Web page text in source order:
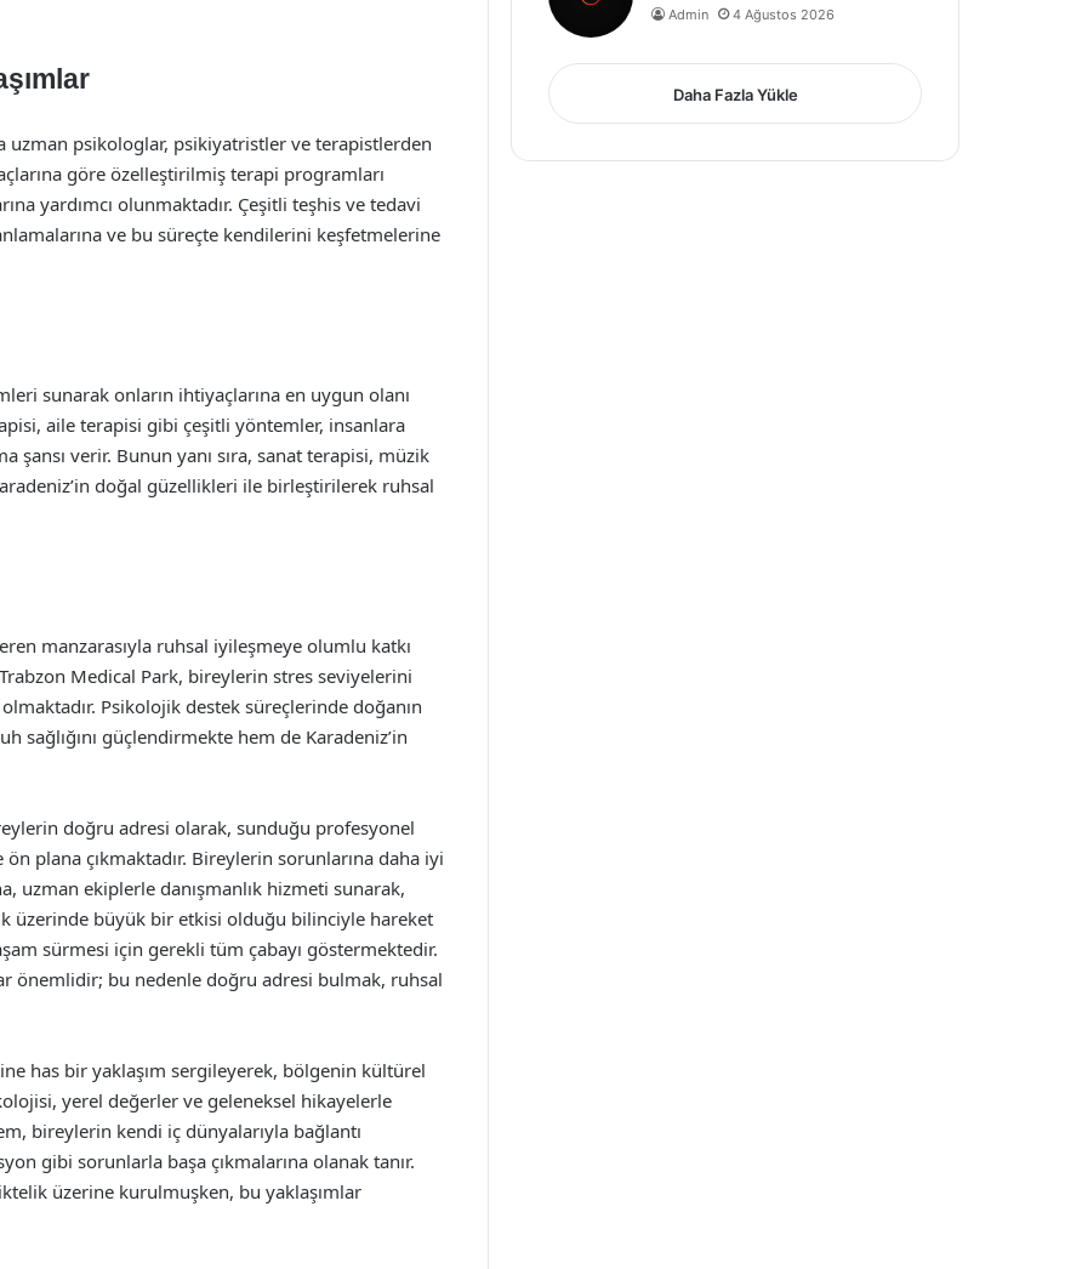
uzman psikologlar, psikiyatristler ve terapistlerden
göre özelleştirilmiş terapi programları
yardımcı olunmaktadır. Çeşitli teşhis ve tedavi
ve bu süreçte kendilerini keşfetmelerine
sunarak onların ihtiyaçlarına en uygun olanı
aile terapisi gibi çeşitli yöntemler, insanlara
verir. Bunun yanı sıra, sanat terapisi, müzik
doğal güzellikleri ile birleştirilerek ruhsal
manzarasıyla ruhsal iyileşmeye olumlu katkı
Medical Park, bireylerin stres seviyelerini
Psikolojik destek süreçlerinde doğanın
güçlendirmekte hem de Karadeniz’in
doğru adresi olarak, sunduğu profesyonel
plana çıkmaktadır. Bireylerin sorunlarına daha iyi
uzman ekiplerle danışmanlık hizmeti sunarak,
üzerinde büyük bir etkisi olduğu bilinciyle hareket
sürmesi için gerekli tüm çabayı göstermektedir.
önemlidir; bu nedenle doğru adresi bulmak, ruhsal
has bir yaklaşım sergileyerek, bölgenin kültürel
yerel değerler ve geleneksel hikayelerle
bireylerin kendi iç dünyalarıyla bağlantı
gibi sorunlarla başa çıkmalarına olanak tanır.
üzerine kurulmuşken, bu yaklaşımlar
Admin 4 Ağustos 2026
Daha Fazla Yükle